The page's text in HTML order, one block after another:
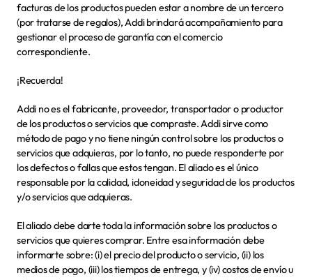
facturas de los productos pueden estar a nombre de un tercero
(por tratarse de regalos), Addi brindará acompañamiento para
gestionar el proceso de garantía con el comercio
correspondiente.
¡Recuerda!
Addi no es el fabricante, proveedor, transportador o productor
de los productos o servicios que compraste. Addi sirve como
método de pago y no tiene ningún control sobre los productos o
servicios que adquieras, por lo tanto, no puede responderte por
los defectos o fallas que estos tengan. El aliado es el único
responsable por la calidad, idoneidad y seguridad de los productos
y/o servicios que adquieras.
El aliado debe darte toda la información sobre los productos o
servicios que quieres comprar. Entre esa información debe
informarte sobre: (i) el precio del producto o servicio, (ii) los
medios de pago, (iii) los tiempos de entrega, y (iv) costos de envío u